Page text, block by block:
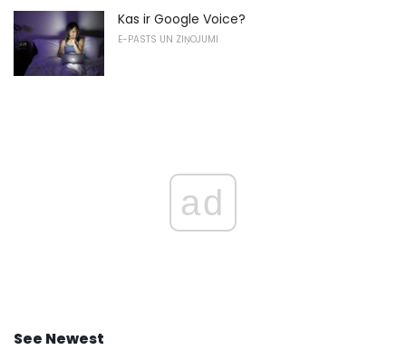
Kas ir Google Voice?
E-PASTS UN ZIŅOJUMI
ad
See Newest